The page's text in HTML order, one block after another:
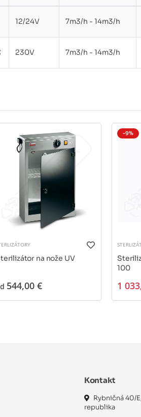
12/24V 7m3/h - 14m3/h
230V 7m3/h - 14m3/h
na nože UV
544,00 €
-9%
100
1
Kontakt
Rybničná 40/
republika